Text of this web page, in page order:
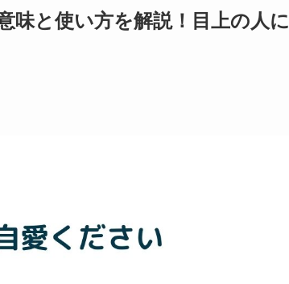
味と使い方を解説！目上の人に